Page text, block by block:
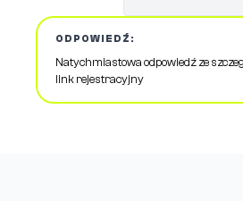
ODPOWIEDŹ:
Natychmiastowa odpowiedź ze
link rejestracyjny